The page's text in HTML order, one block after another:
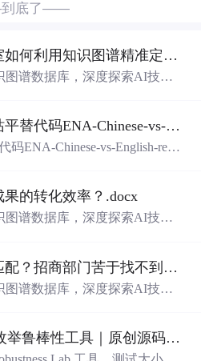
底了——
高校技术转移办公室如何利用知识图谱精准定位产业需求与技术适配点？.docx
图谱数据库，深度探索AI技术
案，推动科技创新与产业创新认知网络分析的网站平替代码ENA-Chinese-vs-English-reproducible.zip
ENA-Chinese-vs-English-repro
的转化效率？.docx
图谱数据库，深度探索AI技术
案，推动科技创新与产业创新产业招商如何精准匹配？招商部门苦于找不到符合产业链补链强链方向的目标企业怎么办？.docx
图谱数据库，深度探索AI技术
案，推动科技创新与产业创新大模型工具Schema枚举鲁棒性工具｜原创源码+测试+离线报告